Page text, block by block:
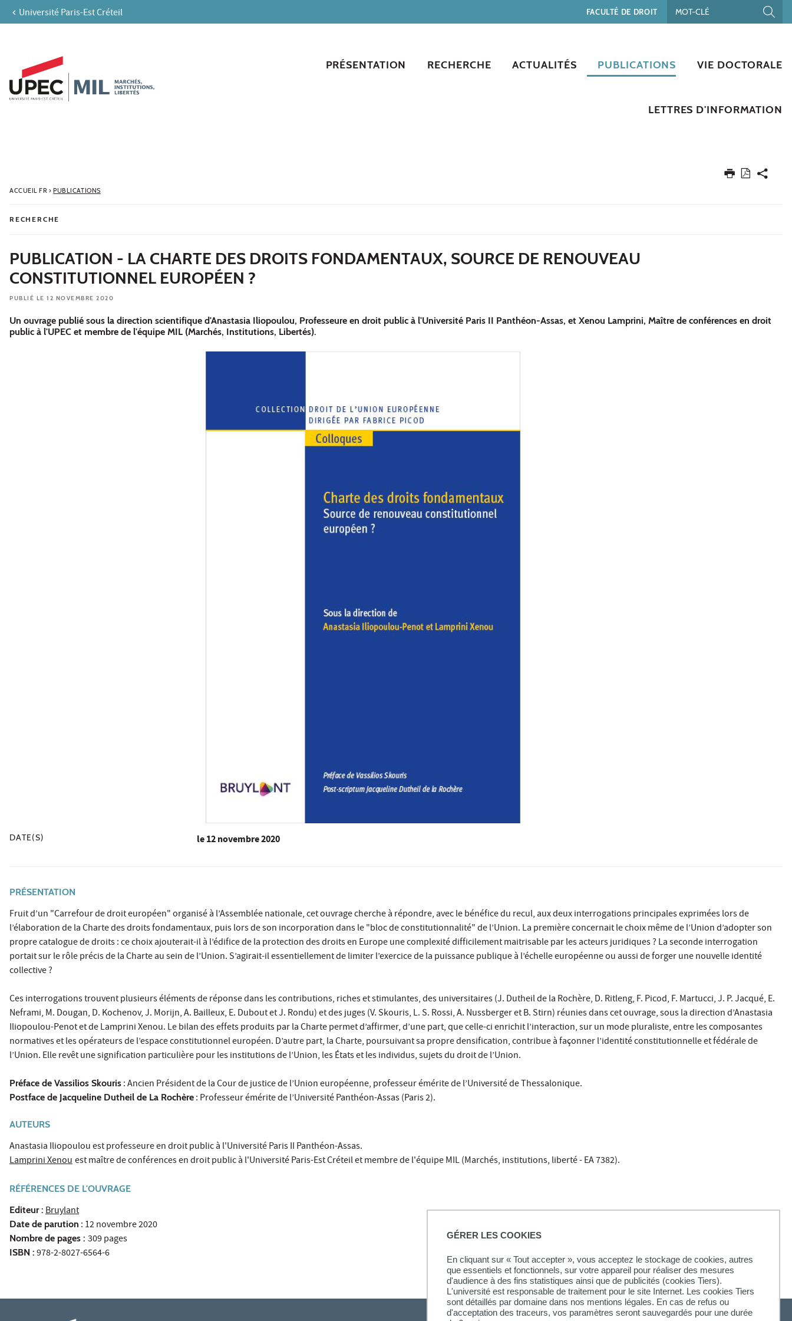
GÉRER LES COOKIES
En cliquant sur « Tout accepter », vous acceptez le stockage de cookies, autres
que essentiels et fonctionnels, sur votre appareil pour réaliser des mesures
d'audience à des fins statistiques ainsi que de publicités (cookies Tiers).
L'université est responsable de traitement pour le site Internet. Les cookies Tiers
sont détaillés par domaine dans nos mentions légales. En cas de refus ou
d'acceptation des traceurs, vos paramètres seront sauvegardés pour une durée
Aller au contenu
Recherche
Université Paris-Est Créteil FACULTÉ DE DROIT
PRÉSENTATION RECHERCHE ACTUALITÉS PUBLICATIONS VIE DOCTORALE
LETTRES D'INFORMATION
ACCUEIL FR› PUBLICATIONS
RECHERCHE
PUBLICATION - LA CHARTE DES DROITS FONDAMENTAUX, SOURCE DE RENOUVEAU
CONSTITUTIONNEL EUROPÉEN ?
PUBLIÉ LE 12 NOVEMBRE 2020
Un ouvrage publié sous la direction scientifique d'Anastasia Iliopoulou, Professeure en droit public à l'Université Paris II Panthéon-Assas, et Xenou Lamprini, Maître de conférences en droit
public à l'UPEC et membre de l'équipe MIL (Marchés, Institutions, Libertés).
DATE(S) le12 novembre 2020
PRÉSENTATION
Fruit d’un "Carrefour de droit européen" organisé à l’Assemblée nationale, cet ouvrage cherche à répondre, avec le bénéfice du recul, aux deux interrogations principales exprimées lors de
l’élaboration de la Charte des droits fondamentaux, puis lors de son incorporation dans le "bloc de constitutionnalité" de l’Union. La première concernait le choix même de l’Union d’adopter son
propre catalogue de droits : ce choix ajouterait-il à l’édifice de la protection des droits en Europe une complexité difficilement maitrisable par les acteurs juridiques ? La seconde interrogation
portait sur le rôle précis de la Charte au sein de l’Union. S’agirait-il essentiellement de limiter l’exercice de la puissance publique à l’échelle européenne ou aussi de forger une nouvelle identité
collective ?
Ces interrogations trouvent plusieurs éléments de réponse dans les contributions, riches et stimulantes, des universitaires (J. Dutheil de la Rochère, D. Ritleng, F. Picod, F. Martucci, J. P. Jacqué, E.
Neframi, M. Dougan, D. Kochenov, J. Morijn, A. Bailleux, E. Dubout et J. Rondu) et des juges (V. Skouris, L. S. Rossi, A. Nussberger et B. Stirn) réunies dans cet ouvrage, sous la direction d’Anastasia
Iliopoulou-Penot et de Lamprini Xenou. Le bilan des effets produits par la Charte permet d’affirmer, d’une part, que celle-ci enrichit l’interaction, sur un mode pluraliste, entre les composantes
normatives et les opérateurs de l’espace constitutionnel européen. D’autre part, la Charte, poursuivant sa propre densification, contribue à façonner l’identité constitutionnelle et fédérale de
l’Union. Elle revêt une signification particulière pour les institutions de l’Union, les États et les individus, sujets du droit de l’Union.
Préface de Vassilios Skouris : Ancien Président de la Cour de justice de l’Union européenne, professeur émérite de l’Université de Thessalonique.
Postface de Jacqueline Dutheil de La Rochère : Professeur émérite de l’Université Panthéon-Assas (Paris 2).
AUTEURS
Anastasia Iliopoulou est professeure en droit public à l'Université Paris II Panthéon-Assas.
Lamprini Xenouest maître de conférences en droit public à l'Université Paris-Est Créteil et membre de l'équipe MIL (Marchés, institutions, liberté - EA 7382).
RÉFÉRENCES DE L'OUVRAGE
Editeur : Bruylant
Date de parution : 12 novembre 2020
Nombre de pages : 309 pages
ISBN : 978-2-8027-6564-6